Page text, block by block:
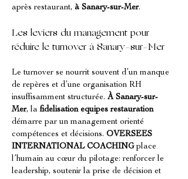
après restaurant, à Sanary-sur-Mer.
Les leviers du management pour
réduire le turnover à Sanary-sur-Mer
Le turnover se nourrit souvent d’un manque
de repères et d’une organisation RH
insuffisamment structurée. À Sanary-sur-
Mer, la fidelisation equipes restauration
démarre par un management orienté
compétences et décisions. OVERSEES
INTERNATIONAL COACHING place
l’humain au cœur du pilotage: renforcer le
leadership, soutenir la prise de décision et